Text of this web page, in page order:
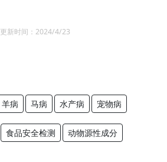
更新时间：2024/4/23
羊病 马病 水产病 宠物病
食品安全检测 动物源性成分